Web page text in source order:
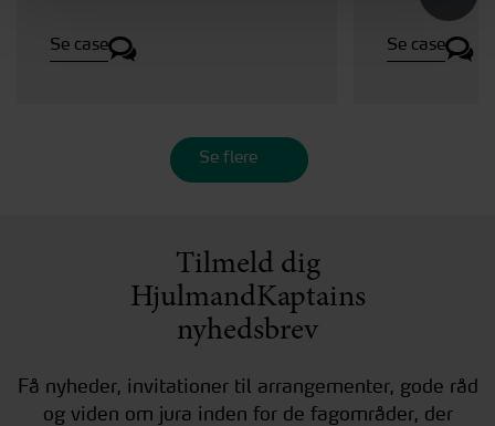
Se case Se case
Se flere
Tilmeld dig
HjulmandKaptains
nyhedsbrev
Få nyheder, invitationer til arrangementer, gode råd
og viden om jura inden for de fagområder, der